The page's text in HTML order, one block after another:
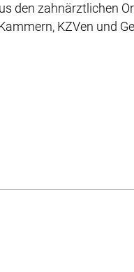
den zahnärztlichen
KZVen und